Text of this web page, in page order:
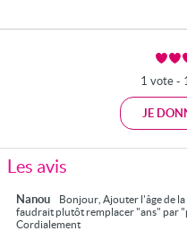
1 vote -
JE
Les avis
Nanou
Bonjour, Ajouter l'âge de
faudrait plutôt remplacer "ans" par
Cordialement